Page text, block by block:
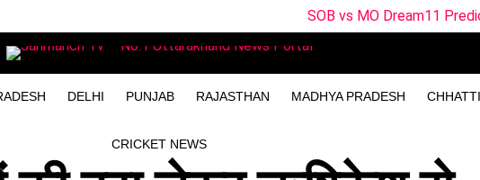
DELHI PUNJAB RAJASTHAN MADHYA PRADESH
CRICKET NEWS
SOB vs MO Dream11 Prediction Match